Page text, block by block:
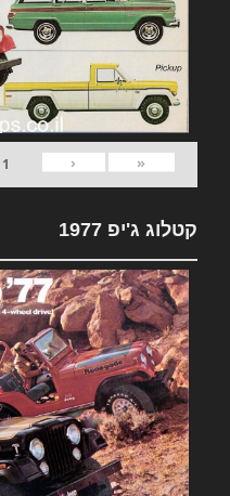
«
‹
1
קטלוג ג'יפ 1977